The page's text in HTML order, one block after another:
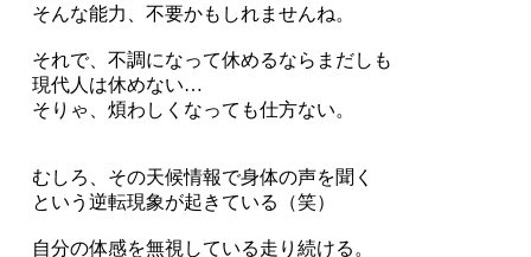
そんな能力、不要かもしれませんね。
それで、不調になって休めるならまだしも
現代人は休めない…
そりゃ、煩わしくなっても仕方ない。
むしろ、その天候情報で身体の声を聞く
という逆転現象が起きている（笑）
自分の体感を無視している走り続ける。